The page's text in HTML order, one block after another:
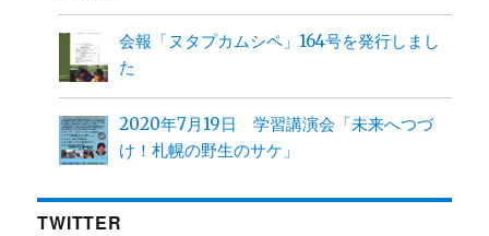
会報「ヌタプカムシペ」164号を発行しまし
た
2020年7月19日 学習講演会「未来へつづ
け！札幌の野生のサケ」
TWITTER